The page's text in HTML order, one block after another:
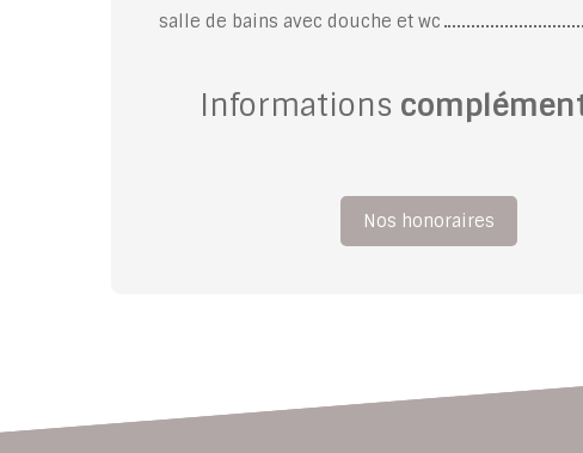
salle de bains avec douche et wc
Informations
Nos honoraires